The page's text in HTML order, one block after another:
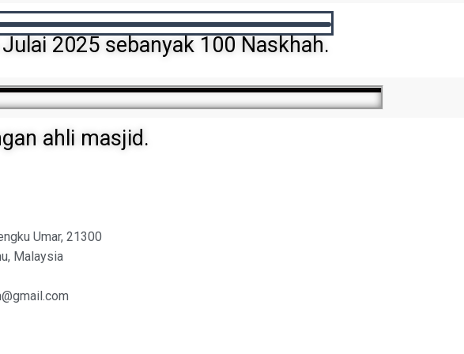
2025 sebanyak 100 Naskhah.
ahli masjid.
Umar, 21300
Malaysia